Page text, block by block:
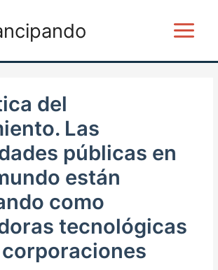
Menu
del
Las
públicas en
están
como
tecnológicas